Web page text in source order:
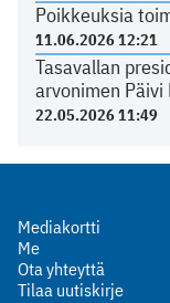
Poikkeuksia
11.06.2026 12:21
Tasavallan
arvonimen
22.05.2026 11:49
Mediakortti
Me
Ota yhteyttä
Tilaa uutiskirje